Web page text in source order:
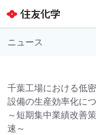
ニュース
千葉工場における低
設備の生産効率化に
～短期集中業績改善
速～